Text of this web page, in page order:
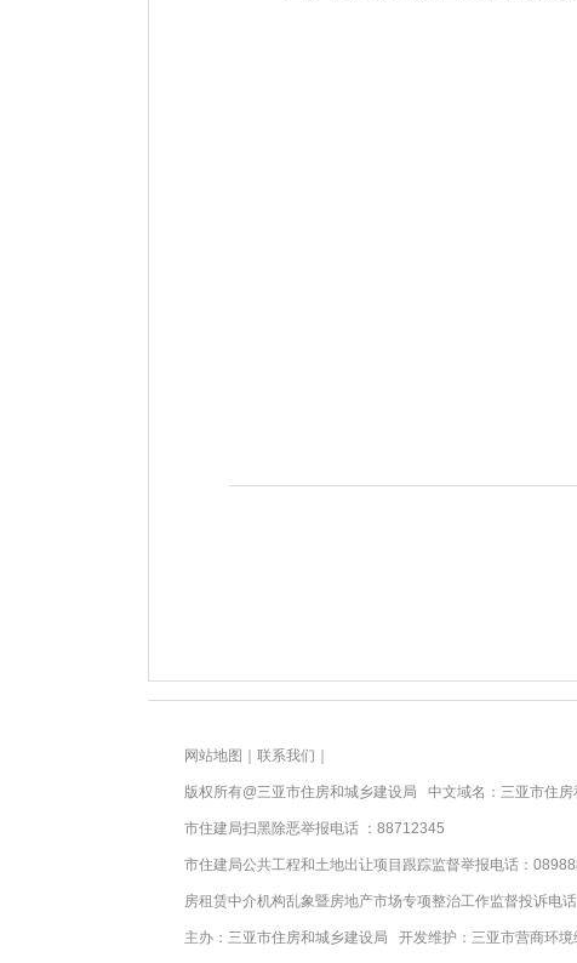
网站地图 联系我们
版权所有@三亚市住房和城乡建设局 中文域名：三亚市住
市住建局扫黑除恶举报电话 ：88712345
市住建局公共工程和土地出让项目跟踪监督举报电话：
房租赁中介机构乱象暨房地产市场专项整治工作监督投诉电
主办：三亚市住房和城乡建设局 开发维护：三亚市营商环